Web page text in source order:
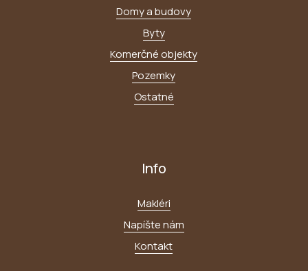
Domy a budovy
Byty
Komerčné objekty
Pozemky
Ostatné
Info
Makléri
Napíšte nám
Kontakt